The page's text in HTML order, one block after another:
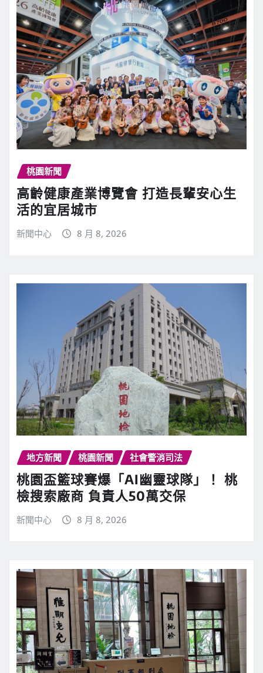
桃園新聞
高齡健康產業博覽會 打造長輩安心生
活的宜居城市
新聞中心 8 月 8, 2026
地方新聞 桃園新聞 社會警消司法
桃園盃籃球賽爆「AI幽靈球隊」！ 桃
檢搜索廠商 負責人50萬交保
新聞中心 8 月 8, 2026